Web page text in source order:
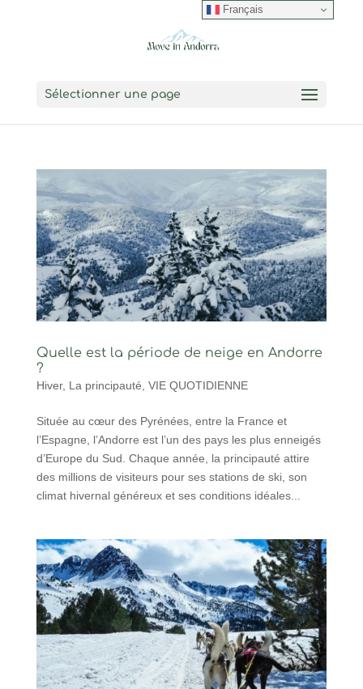
Sélectionner une page
Quelle est la période de neige en Andorre
?
Hiver, La principauté VIE QUOTIDIENNE
Située au cœur des Pyrénées, entre la France et
l’Espagne, l’Andorre est l’un des pays les plus enneigés
d’Europe du Sud. Chaque année, la principauté attire
des millions de visiteurs pour ses stations de ski, son
climat hivernal généreux et ses conditions idéales...
Français